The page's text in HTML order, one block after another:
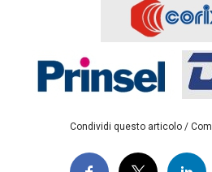
Condividi questo articolo /